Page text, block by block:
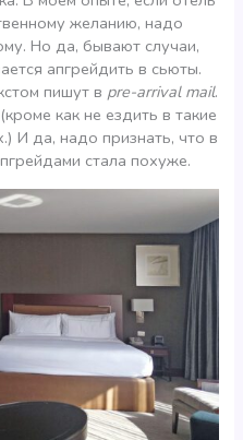
желанию, надо
Но да, бывают случаи,
апгрейдить в сьюты.
пишут в pre-arrival mail.
как не ездить в такие
И да, надо признать, что в
стала похуже.